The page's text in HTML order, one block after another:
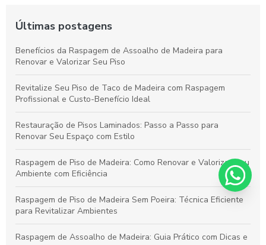
Últimas postagens
Benefícios da Raspagem de Assoalho de Madeira para
Renovar e Valorizar Seu Piso
Revitalize Seu Piso de Taco de Madeira com Raspagem
Profissional e Custo-Benefício Ideal
Restauração de Pisos Laminados: Passo a Passo para
Renovar Seu Espaço com Estilo
Raspagem de Piso de Madeira: Como Renovar e Valorizar Seu
Ambiente com Eficiência
Raspagem de Piso de Madeira Sem Poeira: Técnica Eficiente
para Revitalizar Ambientes
Raspagem de Assoalho de Madeira: Guia Prático com Dicas e